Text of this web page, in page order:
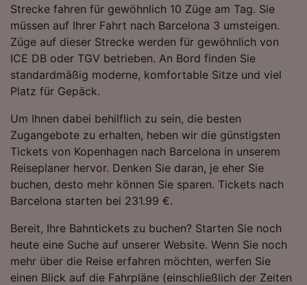
Strecke fahren für gewöhnlich 10 Züge am Tag. Sie
müssen auf Ihrer Fahrt nach Barcelona 3 umsteigen.
Züge auf dieser Strecke werden für gewöhnlich von
ICE DB oder TGV betrieben. An Bord finden Sie
standardmäßig moderne, komfortable Sitze und viel
Platz für Gepäck.
Um Ihnen dabei behilflich zu sein, die besten
Zugangebote zu erhalten, heben wir die günstigsten
Tickets von Kopenhagen nach Barcelona in unserem
Reiseplaner hervor. Denken Sie daran, je eher Sie
buchen, desto mehr können Sie sparen. Tickets nach
Barcelona starten bei 231.99 €.
Bereit, Ihre Bahntickets zu buchen? Starten Sie noch
heute eine Suche auf unserer Website. Wenn Sie noch
mehr über die Reise erfahren möchten, werfen Sie
einen Blick auf die Fahrpläne (einschließlich der Zeiten
Folgendes bereitzustellen:
Verwendung genauer Standortdaten.
Endgeräteeigenschaften zur Identifikation
aktiv abfragen. Speichern von oder Zugriff auf
Informationen auf einem Endgerät.
Personalisierte Werbung und Inhalte, Messung
von Werbeleistung und der Performance von
Entwicklung und Verbesserung von
Angeboten.
Liste der Partner (Lieferanten)